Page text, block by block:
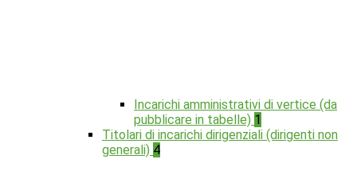
Incarichi amministrativi di vertice (da
pubblicare in tabelle) 1
Titolari di incarichi dirigenziali (dirigenti non
generali) 4